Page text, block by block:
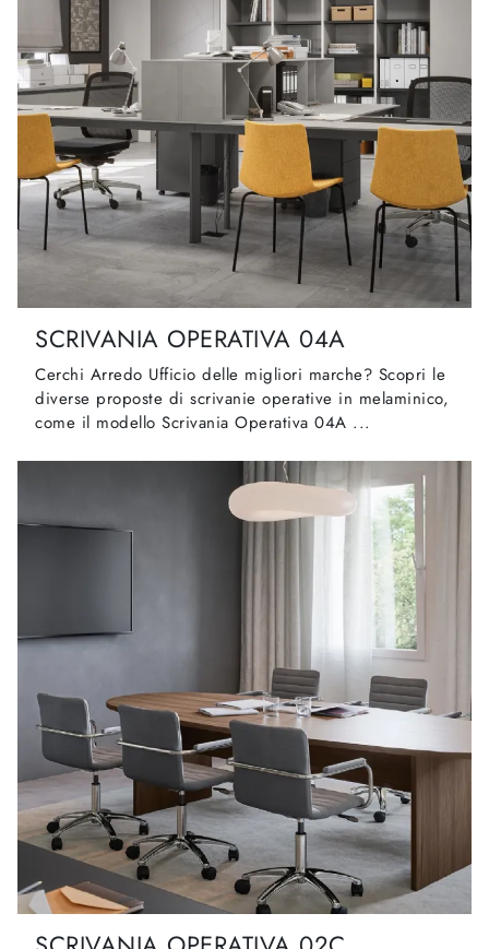
SCRIVANIA OPERATIVA 04A
Cerchi Arredo Ufficio delle migliori marche? Scopri le
diverse proposte di scrivanie operative in melaminico,
come il modello Scrivania Operativa 04A ...